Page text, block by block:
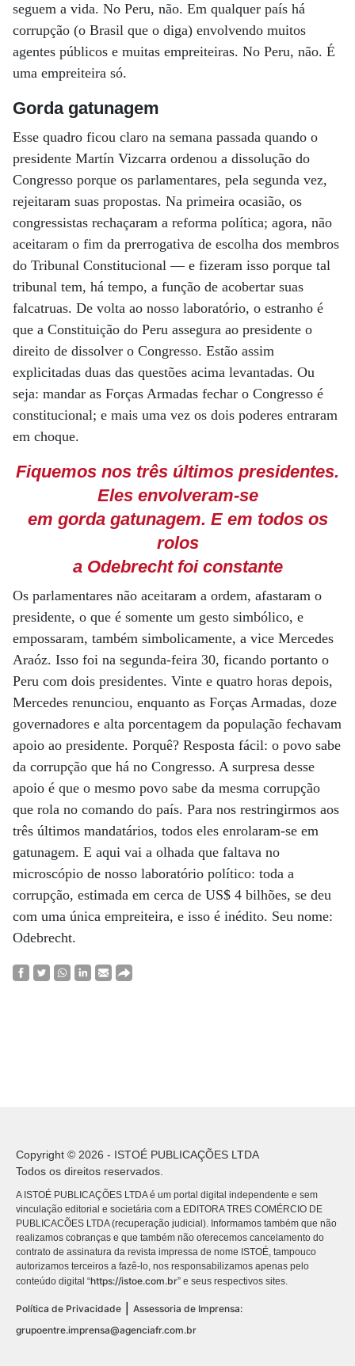
seguem a vida. No Peru, não. Em qualquer país há
corrupção (o Brasil que o diga) envolvendo muitos
agentes públicos e muitas empreiteiras. No Peru, não. É
uma empreiteira só.
Gorda gatunagem
Esse quadro ficou claro na semana passada quando o
presidente Martín Vizcarra ordenou a dissolução do
Congresso porque os parlamentares, pela segunda vez,
rejeitaram suas propostas. Na primeira ocasião, os
congressistas rechaçaram a reforma política; agora, não
aceitaram o fim da prerrogativa de escolha dos membros
do Tribunal Constitucional — e fizeram isso porque tal
tribunal tem, há tempo, a função de acobertar suas
falcatruas. De volta ao nosso laboratório, o estranho é
que a Constituição do Peru assegura ao presidente o
direito de dissolver o Congresso. Estão assim
explicitadas duas das questões acima levantadas. Ou
seja: mandar as Forças Armadas fechar o Congresso é
constitucional; e mais uma vez os dois poderes entraram
em choque.
Fiquemos nos três últimos presidentes.
Eles envolveram-se
em gorda gatunagem. E em todos os
rolos
a Odebrecht foi constante
Os parlamentares não aceitaram a ordem, afastaram o
presidente, o que é somente um gesto simbólico, e
empossaram, também simbolicamente, a vice Mercedes
Araóz. Isso foi na segunda-feira 30, ficando portanto o
Peru com dois presidentes. Vinte e quatro horas depois,
Mercedes renunciou, enquanto as Forças Armadas, doze
governadores e alta porcentagem da população fechavam
apoio ao presidente. Porquê? Resposta fácil: o povo sabe
da corrupção que há no Congresso. A surpresa desse
apoio é que o mesmo povo sabe da mesma corrupção
que rola no comando do país. Para nos restringirmos aos
três últimos mandatários, todos eles enrolaram-se em
gatunagem. E aqui vai a olhada que faltava no
microscópio de nosso laboratório político: toda a
corrupção, estimada em cerca de US$ 4 bilhões, se deu
com uma única empreiteira, e isso é inédito. Seu nome:
Odebrecht.
Copyright © 2026 - ISTOÉ PUBLICAÇÕES LTDA
Todos os direitos reservados.
A ISTOÉ PUBLICAÇÕES LTDA é um portal digital independente e sem
vinculação editorial e societária com a EDITORA TRES COMÉRCIO DE
PUBLICACÕES LTDA (recuperação judicial). Informamos também que não
realizamos cobranças e que também não oferecemos cancelamento do
contrato de assinatura da revista impressa de nome ISTOÉ, tampouco
autorizamos terceiros a fazê-lo, nos responsabilizamos apenas pelo
conteúdo digital “https://istoe.com.br” e seus respectivos sites.
Política de Privacidade
Assessoria de Imprensa:
grupoentre.imprensa@agenciafr.com.br